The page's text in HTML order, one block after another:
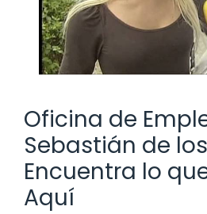
Oficina de
Sebastián de
Encuentra lo
Aquí